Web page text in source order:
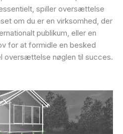
spiller oversættelse
om du er en virksomhed, der
publikum, eller en
for at formidle en besked
oversættelse nøglen til succes.